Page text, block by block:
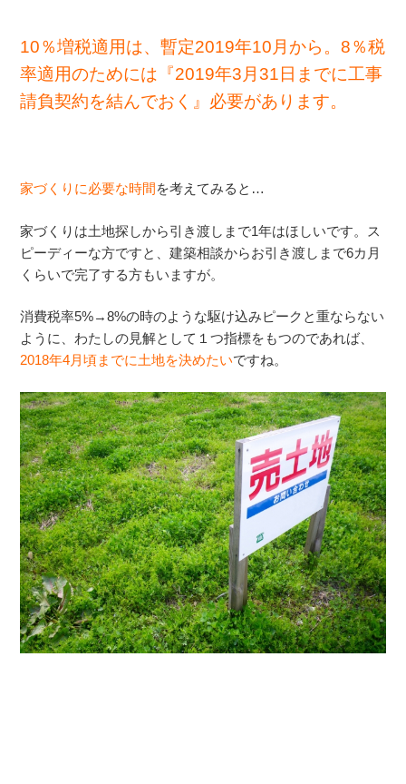
10％増税適用は、暫定2019年10月から。8％税
率適用のためには『2019年3月31日までに工事
請負契約を結んでおく』必要があります。
家づくりに必要な時間を考えてみると…
家づくりは土地探しから引き渡しまで1年はほしいです。ス
ピーディーな方ですと、建築相談からお引き渡しまで6カ月
くらいで完了する方もいますが。
消費税率5%→8%の時のような駆け込みピークと重ならない
ように、わたしの見解として１つ指標をもつのであれば、
2018年4月頃までに土地を決めたいですね。